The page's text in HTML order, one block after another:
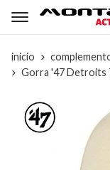
inicio
Gorra '47 Detroits